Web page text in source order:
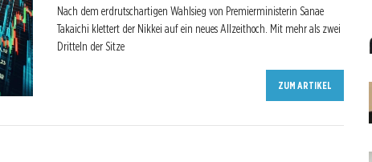
Nach dem erdrutschartigen Wahlsieg von Premierministerin Sanae
Takaichi klettert der Nikkei auf ein neues Allzeithoch. Mit mehr als zwei
Dritteln der Sitze
ZUM ARTIKEL